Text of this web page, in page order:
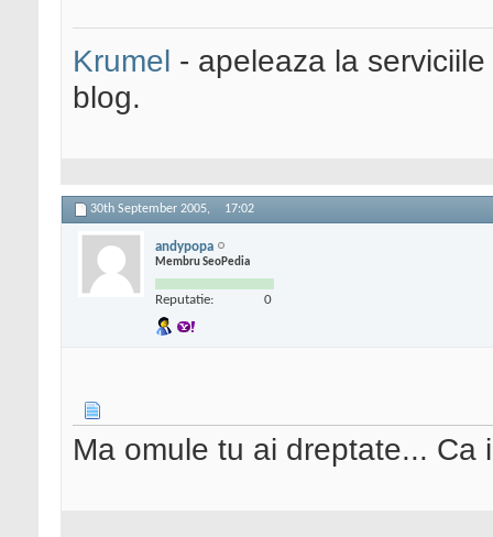
Krumel - apeleaza la
blog.
30th September 2005, 17:02
andypopa
Membru SeoPedia
Reputatie: 0
Ma omule tu ai dreptate...